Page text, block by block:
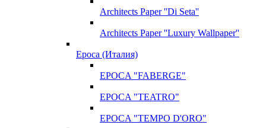
Architects Paper ''Di Seta''
Architects Paper ''Luxury Wallpaper''
Epoca (Италия)
EPOCA "FABERGE"
EPOCA "TEATRO"
EPOCA "TEMPO D'ORO"